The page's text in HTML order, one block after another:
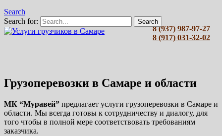
Search
Search for:
8 (937) 987-97-27
8 (917) 031-32-02
Грузоперевозки в Самаре и области
МК “Муравей” предлагает услуги грузоперевозки в Самаре и
области. Мы всегда готовы к сотрудничеству и диалогу, для
того чтобы в полной мере соответствовать требованиям
заказчика.